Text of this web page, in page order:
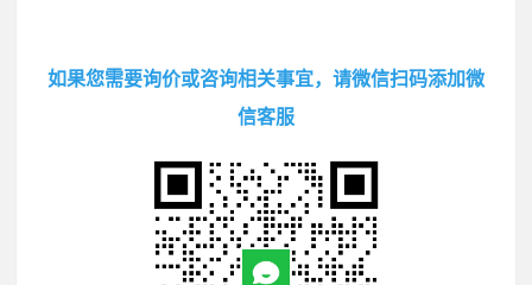
如果您需要询价或咨询相关事宜，请微信扫码添加微
信客服